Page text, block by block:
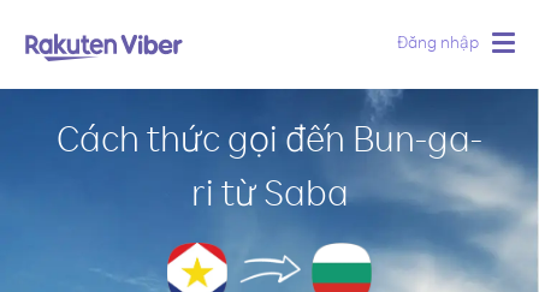
Đăng nhập
Cách thức gọi đến Bun-ga-
ri từ Saba